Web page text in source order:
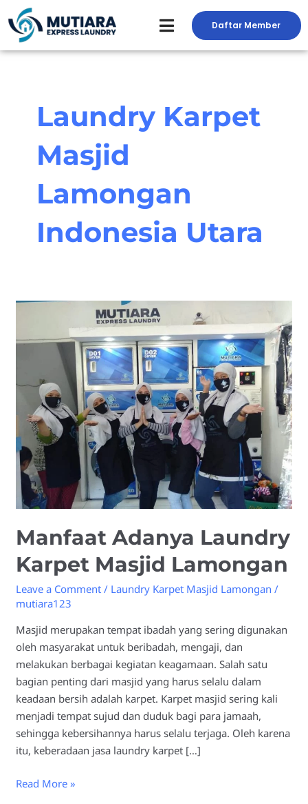
to
content
Daftar Member
Laundry Karpet
Masjid
Lamongan
Indonesia Utara
Manfaat Adanya Laundry
Karpet Masjid Lamongan
Leave a Comment / Laundry Karpet Masjid Lamongan /
mutiara123
Masjid merupakan tempat ibadah yang sering digunakan
oleh masyarakat untuk beribadah, mengaji, dan
melakukan berbagai kegiatan keagamaan. Salah satu
bagian penting dari masjid yang harus selalu dalam
keadaan bersih adalah karpet. Karpet masjid sering kali
menjadi tempat sujud dan duduk bagi para jamaah,
sehingga kebersihannya harus selalu terjaga. Oleh karena
itu, keberadaan jasa laundry karpet […]
Laundry
Masjid
Lamongan
Read More »